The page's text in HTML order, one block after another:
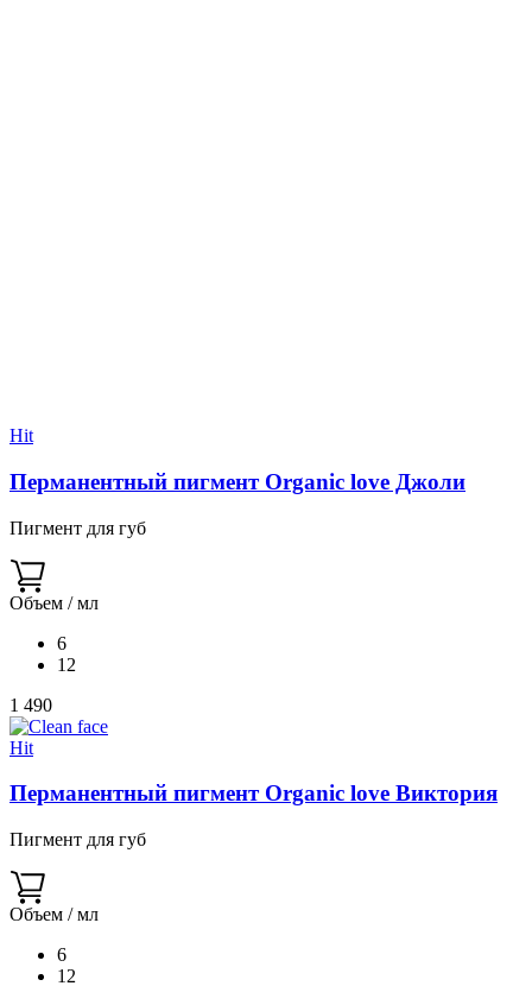
Hit
Перманентный пигмент Organic love Джоли
Пигмент для губ
Объем / мл
6
12
1 490
Hit
Перманентный пигмент Organic love Виктория
Пигмент для губ
Объем / мл
6
12